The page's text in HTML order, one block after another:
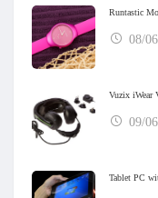
Runtastic
08/
Vuzix iWear
09/
Tablet PC